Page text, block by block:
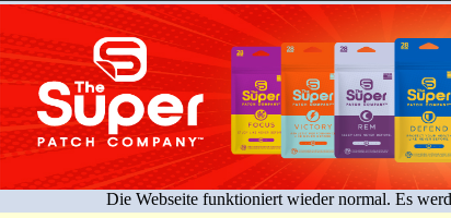
Die Webseite funktioniert wieder normal. Es